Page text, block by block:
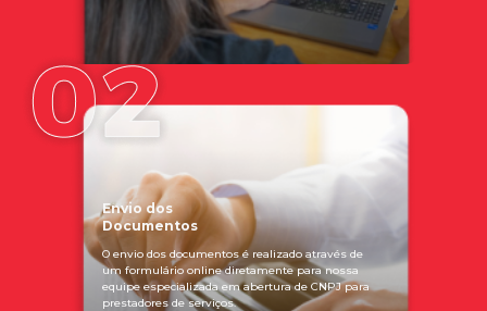
Envio dos
Documentos
O envio dos documentos é realizado através de
um formulário online diretamente para nossa
equipe especializada em abertura de CNPJ para
prestadores de serviços.